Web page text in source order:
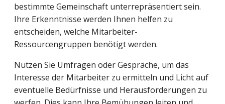
bestimmte Gemeinschaft unterrepräsentiert sein.
Ihre Erkenntnisse werden Ihnen helfen zu
entscheiden, welche Mitarbeiter-
Ressourcengruppen benötigt werden.
Nutzen Sie Umfragen oder Gespräche, um das
Interesse der Mitarbeiter zu ermitteln und Licht auf
eventuelle Bedürfnisse und Herausforderungen zu